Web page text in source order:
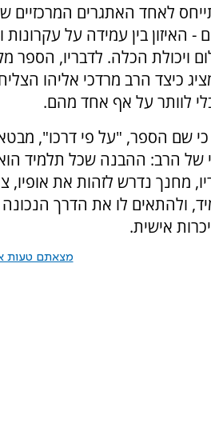
לאחד האתגרים המרכזיים
- האיזון בין עמידה על עקרונות
ויכולת הכלה. לדבריו, הספר
כיצד הרב מרדכי אליהו
לוותר על אף אחד מהם.
שם הספר, "על פי דרכו", מבטא
של הרב: ההבנה שכל תלמיד
מחנך נדרש לזהות את אופיו,
ולהתאים לו את הדרך הנכונה
אישית.
מצאתם טעות